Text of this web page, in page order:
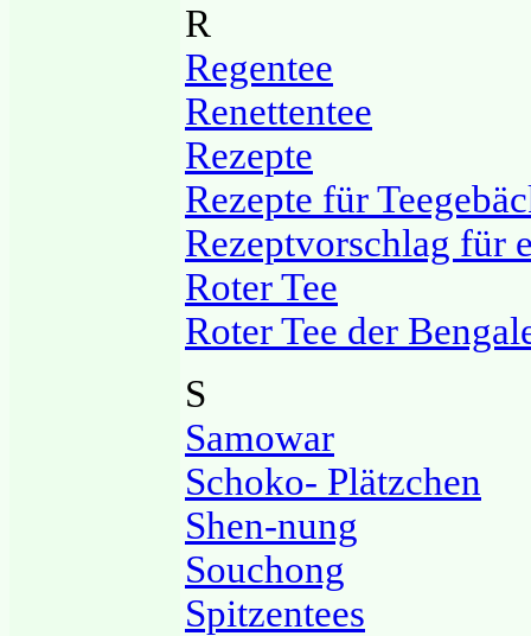
R
Regentee
Renettentee
Rezepte
Rezepte für
Rezeptvorschlag für
Roter Tee
Roter Tee der
S
Samowar
Schoko- Plätzchen
Shen-nung
Souchong
Spitzentees